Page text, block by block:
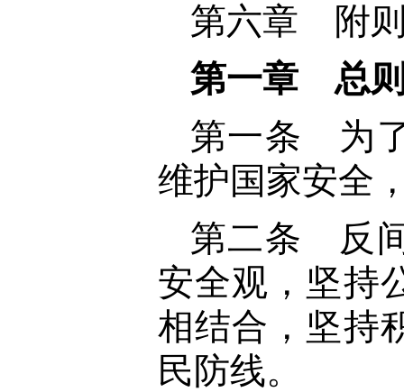
第六章 附
第一章 总
第一条 为
维护国家安全
第二条 反
安全观，坚持
相结合，坚持
民防线。